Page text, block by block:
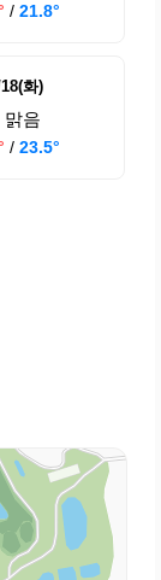
/ 21.8°
화)
음
/ 23.5°